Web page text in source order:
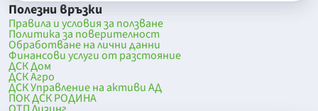
Полезни връзки
Правила и условия за ползване
Политика за поверителност
Обработване на лични данни
Финансови услуги от разстояние
ДСК Дом
ДСК Агро
ДСК Управление на активи АД
ПОК ДСК РОДИНА